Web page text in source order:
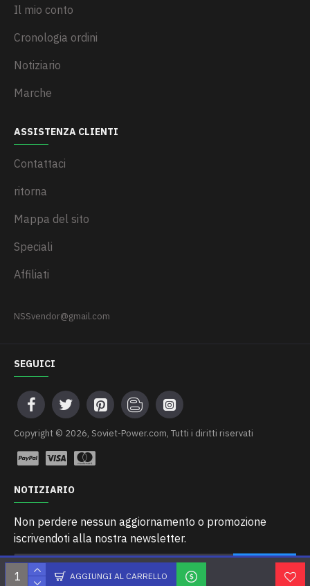
AGGIUNGI AL CARRELLO
Il mio conto
Cronologia ordini
Notiziario
Marche
ASSISTENZA CLIENTI
Contattaci
ritorna
Mappa del sito
Speciali
Affiliati
NSSvendor@gmail.com
SEGUICI
Сopyright © 2026, Soviet-Power.com, Tutti i diritti riservati
NOTIZIARIO
Non perdere nessun aggiornamento o promozione
iscrivendoti alla nostra newsletter.